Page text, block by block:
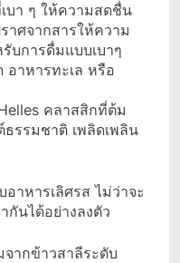
บา ๆ ให้ความสดชื่น
ศจากสารให้ความ
บการดื่มแบบเบาๆ
อาหารทะเล หรือ
คลาสสิกที่ต้ม
รรมชาติ เพลิดเพลิน
าหารเลิศรส ไม่ว่าจะ
กันได้อย่างลงตัว
จากข้าวสาลีระดับ